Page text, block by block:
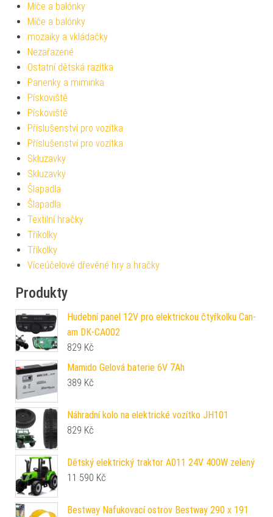
Míče a balónky
Míče a balónky
mozaiky a vkládačky
Nezařazené
Ostatní dětská razítka
Panenky a miminka
Pískoviště
Pískoviště
Příslušenství pro vozítka
Příslušenství pro vozítka
Skluzavky
Skluzavky
Šlapadla
Šlapadla
Textilní hračky
Tříkolky
Tříkolky
Víceúčelové dřevěné hry a hračky
Produkty
Hudební panel 12V pro elektrickou čtyřkolku Can-
am DK-CA002
829 Kč
Mamido Gelová baterie 6V 7Ah
389 Kč
Náhradní kolo na elektrické vozítko JH101
829 Kč
Dětský elektrický traktor A011 24V 400W zelený
11 590 Kč
Bestway Nafukovací ostrov Bestway 290 x 191